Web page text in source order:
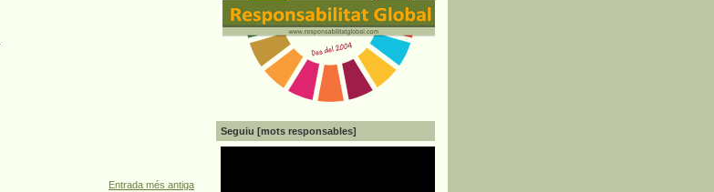
Entrada més antiga
Seguiu [mots responsables]